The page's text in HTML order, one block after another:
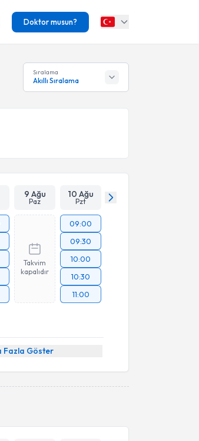
Doktor musun?
Sıralama
Akıllı Sıralama
9 Ağu
Paz
10 Ağu
Pzt
Takvim
kapalıdır
09:00
09:30
10:00
10:30
11:00
Fazla Göster